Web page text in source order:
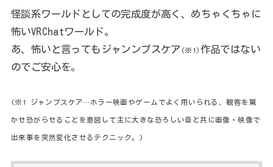
怪談系ワールドとしての完成度が高く、めちゃくちゃに
怖いVRChatワールド。
あ、怖いと言ってもジャンンプスケア (※1) 作品ではない
のでご安心を。
(※1 ジャンプスケア…ホラー映画やゲームでよく用いられる、観客を驚
かせ恐がらせることを意図して主に大きな恐ろしい音と共に画像・映像で
出来事を突然変化させるテクニック。)